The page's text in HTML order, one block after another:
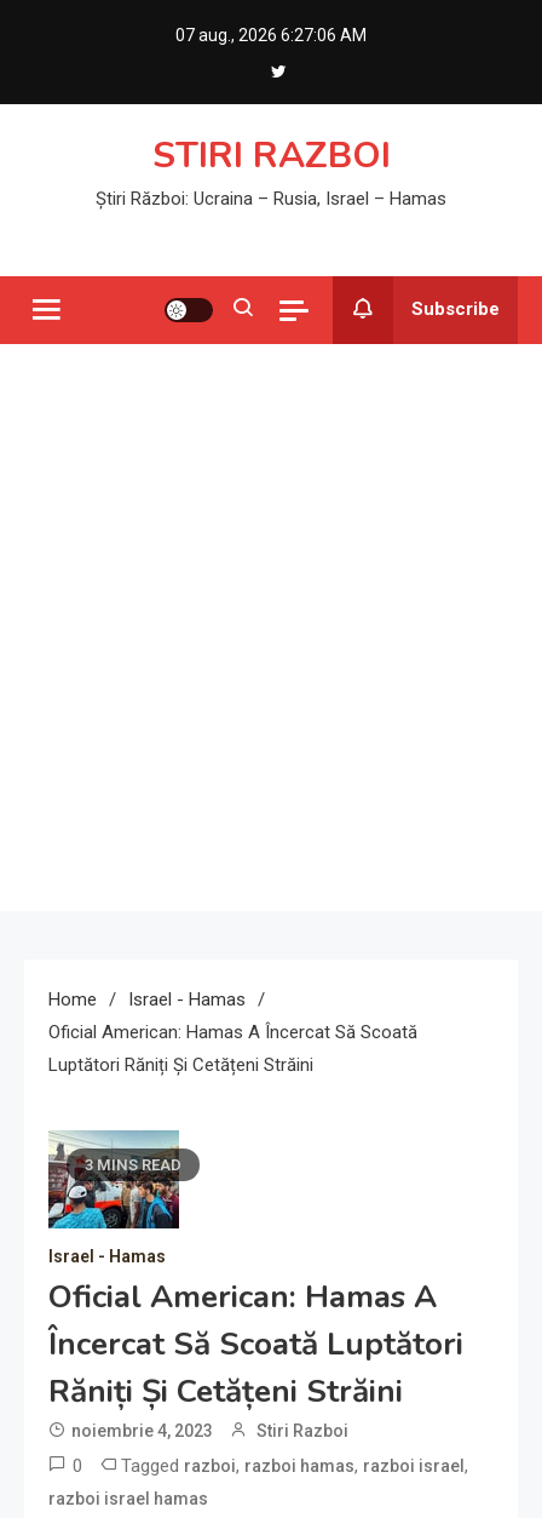
07 aug., 2026 6:27:06 AM
STIRI RAZBOI
Știri Război: Ucraina – Rusia, Israel – Hamas
Subscribe
Home
Israel - Hamas
Oficial American: Hamas A Încercat Să Scoată
Luptători Răniți Și Cetățeni Străini
3 MINS READ
Israel - Hamas
Oficial American: Hamas A
Încercat Să Scoată Luptători
Răniți Și Cetățeni Străini
noiembrie 4, 2023 Stiri Razboi
0 Tagged razboi, razboi hamas, razboi israel ,
razboi israel hamas